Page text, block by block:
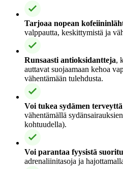
Tarjoaa nopean
valppautta, keskittymistä ja
Runsaasti antioksidantteja,
auttavat suojaamaan kehoa
vähentämään tulehdusta.
Voi tukea sydämen terveyttä
vähentämällä
kohtuudella).
Voi parantaa fyysistä
adrenaliinitasoja ja